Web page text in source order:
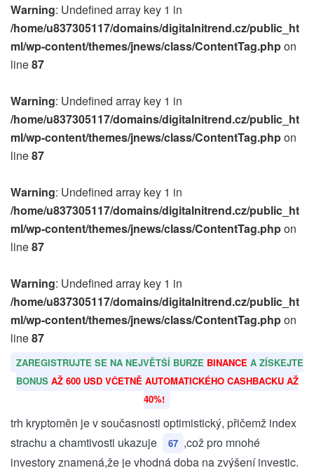
Warning: Undefined array key 1 in
/home/u837305117/domains/digitalnitrend.cz/public_ht
ml/wp-content/themes/jnews/class/ContentTag.phpon
line87
Warning: Undefined array key 1 in
/home/u837305117/domains/digitalnitrend.cz/public_ht
ml/wp-content/themes/jnews/class/ContentTag.phpon
line87
Warning: Undefined array key 1 in
/home/u837305117/domains/digitalnitrend.cz/public_ht
ml/wp-content/themes/jnews/class/ContentTag.phpon
line87
Warning: Undefined array key 1 in
/home/u837305117/domains/digitalnitrend.cz/public_ht
ml/wp-content/themes/jnews/class/ContentTag.phpon
line87
ZAREGISTRUJTE SE NA NEJVĚTŠÍ BURZE BINANCE A ZÍSKEJTE
BONUS AŽ 600 USD VČETNĚ AUTOMATICKÉHO CASHBACKU AŽ
40%!
trh kryptoměn je ‌v současnosti optimistický, přičemž index
strachu a chamtivosti ukazuje ⁤
67 ,což pro mnohé
investory znamená,že je vhodná doba na zvýšení investic.